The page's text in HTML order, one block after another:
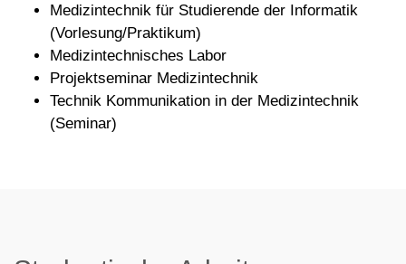
Medizintechnik für Studierende der Informatik
(Vorlesung/Praktikum)
Medizintechnisches Labor
Projektseminar Medizintechnik
Technik Kommunikation in der Medizintechnik
(Seminar)